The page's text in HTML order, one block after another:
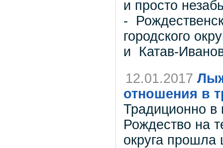
и просто
-
городского
и Катав-
12.01.2017
отношения в
Традиционно в
Рождество на
округа прошла